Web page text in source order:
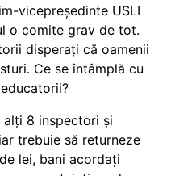
vicepreședinte USLI
o comite grav de tot.
disperați că oamenii
Ce se întâmplă cu
alți 8 inspectori și
trebuie să returneze
lei, bani acordați